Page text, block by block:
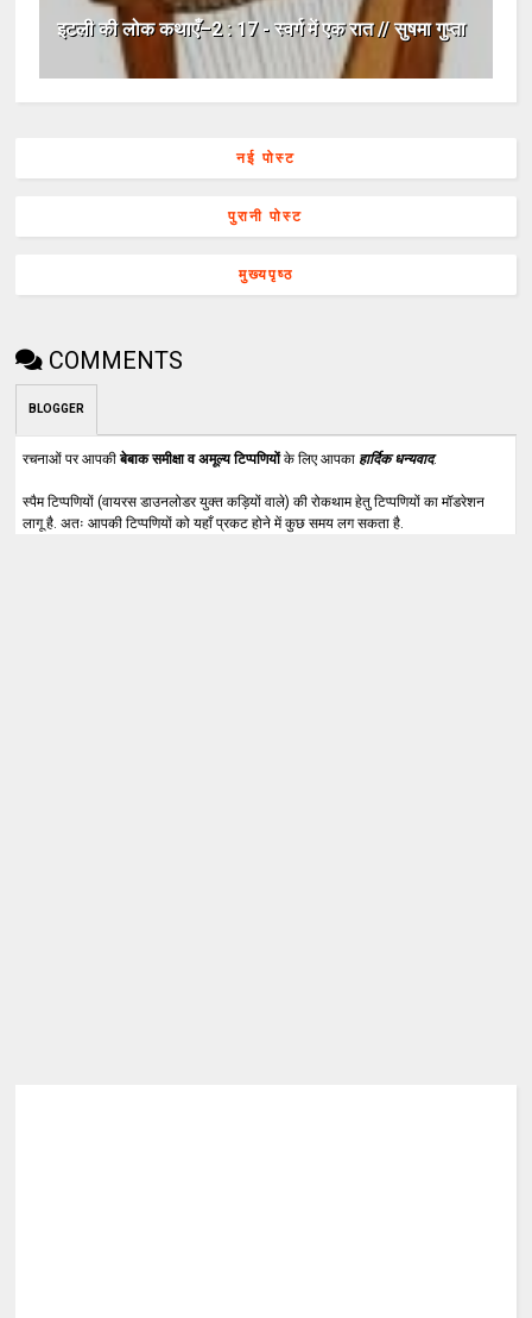
इटली की लोक कथाएँ–2 : 17 - स्वर्ग में एक रात // सुषमा गुप्ता
नई पोस्ट
पुरानी पोस्ट
मुख्यपृष्ठ
COMMENTS
BLOGGER
रचनाओं पर आपकीबेबाक समीक्षा व अमूल्य टिप्पणियोंके लिए आपका हार्दिक धन्यवाद.
स्पैम टिप्पणियों (वायरस डाउनलोडर युक्त कड़ियों वाले) की रोकथाम हेतु टिप्पणियों का मॉडरेशन
लागू है. अतः आपकी टिप्पणियों को यहाँ प्रकट होने में कुछ समय लग सकता है.